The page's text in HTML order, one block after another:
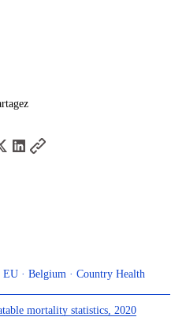
· Belgium · Country Health
mortality statistics, 2020